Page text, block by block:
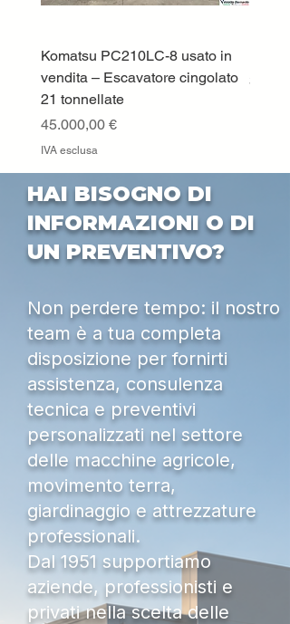
Komatsu PC210LC-8 usato in
vendita – Escavatore cingolato
21 tonnellate
Prezzo
45.000,00 €
IVA esclusa
Prezzo
HAI BISOGNO DI
INFORMAZIONI O DI
UN PREVENTIVO?
Non perdere tempo: il nostro
team è a tua completa
disposizione per fornirti
assistenza, consulenza
tecnica e preventivi
personalizzati nel settore
delle macchine agricole,
movimento terra,
giardinaggio e attrezzature
professionali.
Dal 1951 supportiamo
aziende, professionisti e
privati nella scelta delle